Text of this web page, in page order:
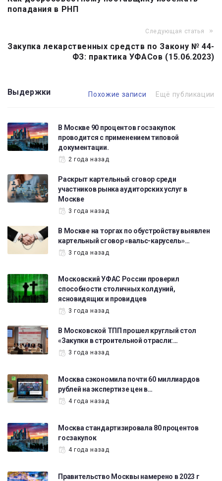
записям
попадания в РНП
Следующая статья
Закупка лекарственных средств по Закону № 44-
ФЗ: практика УФАСов (15.06.2023)
Выдержки Похожие записи Ещё публикации
В Москве 90 процентов госзакупок
проводится с применением типовой
документации.
2 года назад
Раскрыт картельный сговор среди
участников рынка аудиторских услуг в
Москве
3 года назад
В Москве на торгах по обустройству выявлен
картельный сговор «вальс-карусель»…
3 года назад
Московский УФАС России проверил
способности столичных колдуний,
ясновидящих и провидцев
3 года назад
В Московской ТПП прошел круглый стол
«Закупки в строительной отрасли:…
3 года назад
Москва сэкономила почти 60 миллиардов
рублей на экспертизе цен в…
4 года назад
Москва стандартизировала 80 процентов
госзакупок
4 года назад
Правительство Москвы намерено в 2023 г